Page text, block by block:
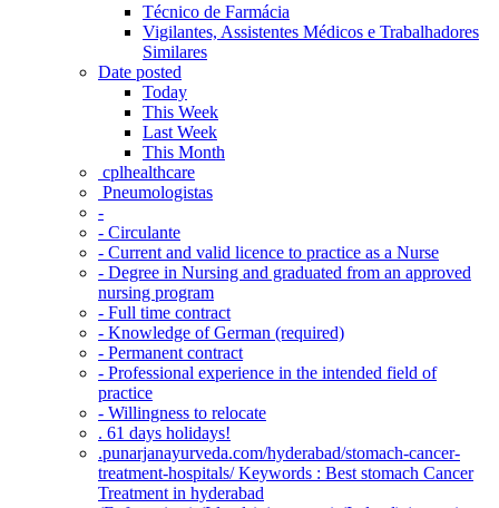
Técnico de Farmácia
Vigilantes, Assistentes Médicos e Trabalhadores
Similares
Date posted
Today
This Week
Last Week
This Month
‎ cplhealthcare‬
Pneumologistas
-
- Circulante
- Current and valid licence to practice as a Nurse
- Degree in Nursing and graduated from an approved
nursing program
- Full time contract
- Knowledge of German (required)
- Permanent contract
- Professional experience in the intended field of
practice
- Willingness to relocate
. 61 days holidays!
.punarjanayurveda.com/hyderabad/stomach-cancer-
treatment-hospitals/ Keywords : Best stomach Cancer
Treatment in hyderabad